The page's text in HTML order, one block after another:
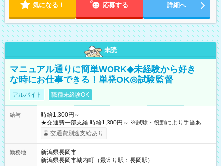
気になる！ 応募する 詳細へ
未読
マニュアル通りに簡単WORK◆未経験から好き
な時にお仕事できる！単発OK◎試験監督
アルバイト 職種未経験OK
給与
時給1,300円～
★交通費一部支給 時給1,300円～ ※試験・役割により手当あり
※勤務回数により昇給あり 【即給（前払い）オプションあ
り！】 希望される場合、勤務から1週間ほどで給与の一部を受け
例】 ・河合塾模擬試験 8:30～17:30（休憩1時間） 時給1,300円
×8時間＝日収10,400円＋交通費 ※当日の役割により時給＋100
交通費別途支給あり
勤務地
新潟県長岡市
新潟県長岡市城内町（最寄り駅：長岡駅）